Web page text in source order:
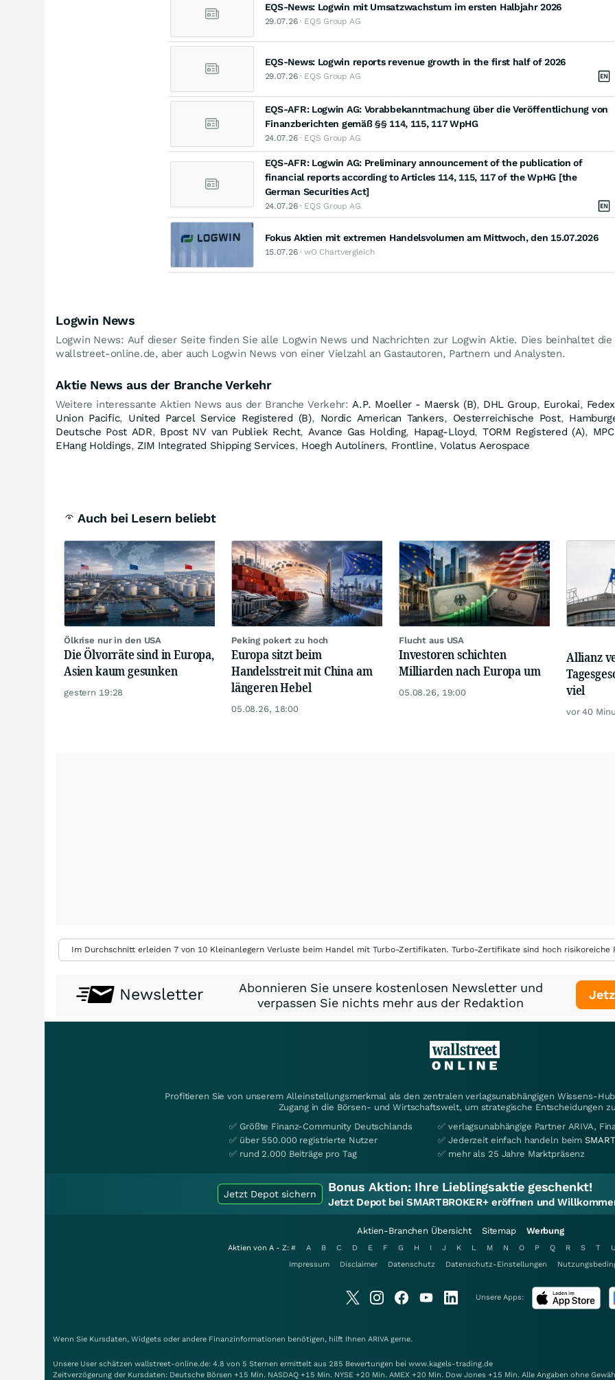
EQS-News: Logwin mit Umsatzwachstum im ersten Halbjahr 2026
29.07.26· EQS Group AG
EQS-News: Logwin reports revenue growth in the first half of 2026
29.07.26· EQS Group AG
EQS-AFR: Logwin AG: Vorabbekanntmachung über die Veröffentlichung von
Finanzberichten gemäß §§ 114, 115, 117 WpHG
24.07.26· EQS Group AG
EQS-AFR: Logwin AG: Preliminary announcement of the publication of
financial reports according to Articles 114, 115, 117 of the WpHG [the
German Securities Act]
24.07.26· EQS Group AG
Fokus Aktien mit extremen Handelsvolumen am Mittwoch, den 15.07.2026
15.07.26· wO Chartvergleich
Logwin News
Logwin News: Auf dieser Seite finden Sie alle Logwin News und Nachrichten zur Logwin Aktie. Dies beinhaltet
wallstreet-online.de, aber auch Logwin News von einer Vielzahl an Gastautoren, Partnern und Analysten.
Aktie News aus der Branche Verkehr
Weitere interessante Aktien News aus der Branche Verkehr:A.P. Moeller - Maersk (B), DHL Group, Eurokai, Fedex
Union Pacific, United Parcel Service Registered (B), Nordic American Tankers, Oesterreichische Post,
Deutsche Post ADR, Bpost NV van Publiek Recht, Avance Gas Holding, Hapag-Lloyd, TORM Registered (A),
EHang Holdings,ZIM Integrated Shipping Services, Hoegh Autoliners, Frontline,Volatus Aerospace
Auch bei Lesern beliebt
Ölkrise nur in den USA
Die Ölvorräte sind in Europa,
Asien kaum gesunken
gestern 19:28
Peking pokert zu hoch
Europa sitzt beim
Handelsstreit mit China am
längeren Hebel
05.08.26, 18:00
Flucht aus USA
Investoren schichten
Milliarden nach Europa um
05.08.26, 19:00
Allianz
viel
vor 40
Im Durchschnitt erleiden 7 von 10 Kleinanlegern Verluste beim Handel mit Turbo-Zertifikaten. Turbo-Zertifikate sind hoch
Newsletter
Abonnieren Sie unsere kostenlosen Newsletter und
verpassen Sie nichts mehr aus der Redaktion
Profitieren Sie von unserem Alleinstellungsmerkmal als den zentralen verlagsunabhängigen Wissens-
Zugang in die Börsen- und Wirtschaftswelt, um strategische Entscheidungen
✅ Größte Finanz-Community Deutschlands
✅ über 550.000 registrierte Nutzer
✅ rund 2.000 Beiträge pro Tag
✅ verlagsunabhängige Partner ARIVA,
✅ Jederzeit einfach handeln beim
✅ mehr als 25 Jahre Marktpräsenz
Jetzt Depot sichern Bonus Aktion: Ihre Lieblingsaktie geschenkt!
Jetzt Depot bei SMARTBROKER+ eröffnen und
Aktien-Branchen Übersicht Sitemap Werbung
Aktien von A - Z: # A B C D E F G H I J K L M N O P Q R S T U
Impressum
Disclaimer Datenschutz Datenschutz-Einstellungen
Unsere Apps:
Wenn Sie Kursdaten, Widgets oder andere Finanzinformationen benötigen, hilft Ihnen ARIVA gerne.
Unsere User schätzen wallstreet-online.de: 4.8 von 5 Sternen ermittelt aus 285 Bewertungen bei www.kagels-trading.de
Zeitverzögerung der Kursdaten: Deutsche Börsen +15 Min. NASDAQ +15 Min. NYSE +20 Min. AMEX +20 Min. Dow Jones +15 Min. Alle Angaben ohne